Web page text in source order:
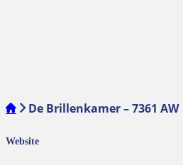
De Brillenkamer – 7361 AW
Website